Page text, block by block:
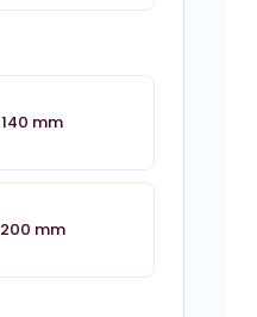
140 mm
200 mm